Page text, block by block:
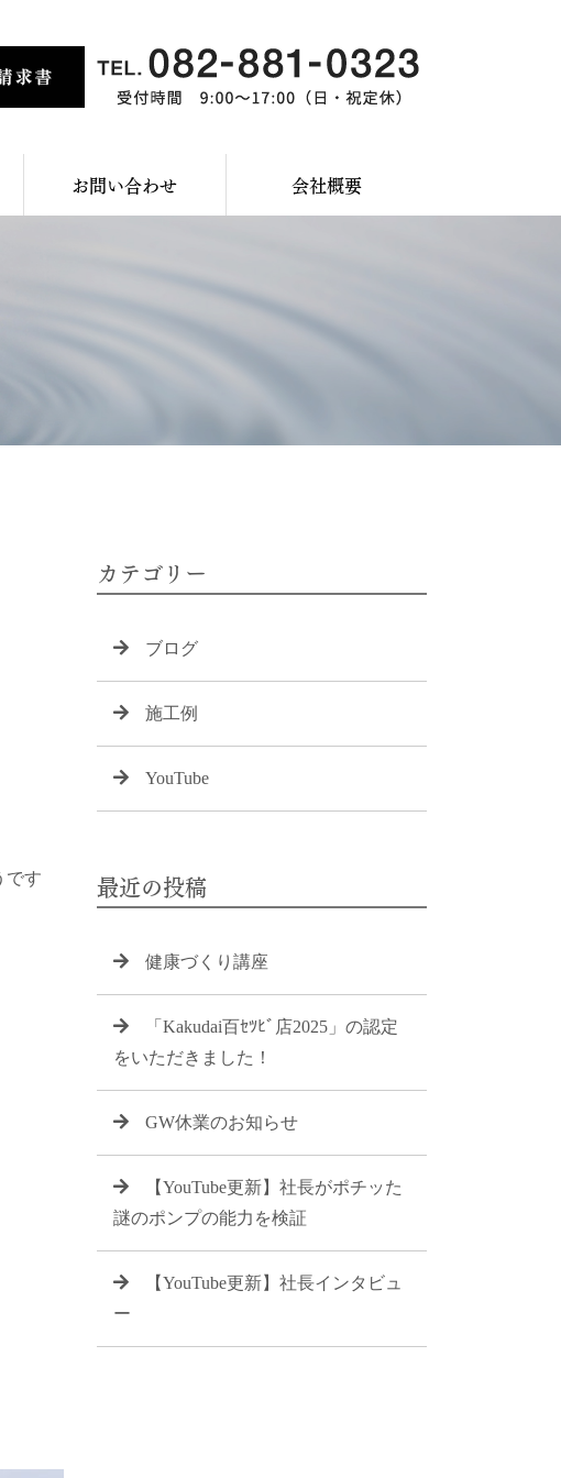
お問い合わせ 会社概要
です
カテゴリー
ブログ
施工例
YouTube
最近の投稿
健康づくり講座
「Kakudai百ｾﾂﾋﾞ店2025」の認定
をいただきました！
GW休業のお知らせ
【YouTube更新】社長がポチッた
謎のポンプの能力を検証
【YouTube更新】社長インタビュ
ー